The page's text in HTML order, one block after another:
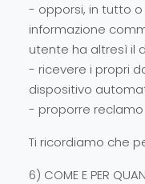
- opporsi, in tutto
informazione
utente ha altresì il
- ricevere i propri
dispositivo
- proporre reclamo
Ti ricordiamo che
6) COME E PER